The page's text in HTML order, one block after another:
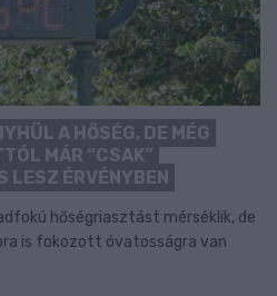
A HŐSÉG, DE MÉG
MÁR “CSAK”
LESZ ÉRVÉNYBEN
hőségriasztást mérséklik, de
is fokozott óvatosságra van